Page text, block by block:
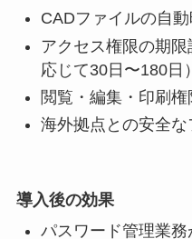
CADファイルの自
アクセス権限の期
応じて30日〜180日）
閲覧・編集・印刷
海外拠点との安全
導入後の効果
パスワード管理業